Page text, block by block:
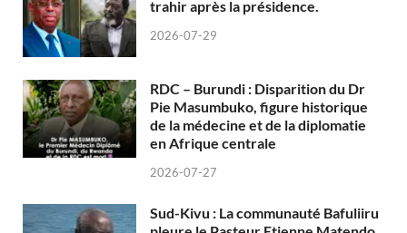
trahir après la présidence.
2026-07-29
RDC – Burundi : Disparition du Dr
Pie Masumbuko, figure historique
de la médecine et de la diplomatie
en Afrique centrale
2026-07-27
Sud-Kivu : La communauté Bafuliiru